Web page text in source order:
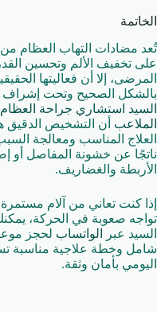
الخاتمة
تُعد مضادات التهاب العظام
على تخفيف الألم وتحسين
المرضى، إلا أن فعاليتها
بالشكل الصحيح وتحت
السيد استشاري جراحة
الملاعب أن التشخيص الدقيق
العلاج المناسب ومعالجة
ناتجًا عن خشونة المفاصل أو
الأربطة والغضاريف.
إذا كنت تعاني من آلام
تواجه صعوبة في الحركة،
السيد عبر
الواتساب لحجز
شامل وخطة علاجية مناسبة
اليومي بأمان وثقة.